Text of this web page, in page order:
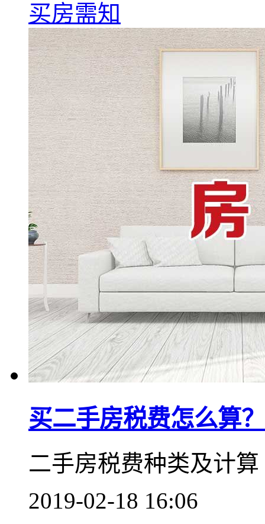
买房需知
买二手房税费怎么算？
二手房税费种类及计算
2019-02-18 16:06